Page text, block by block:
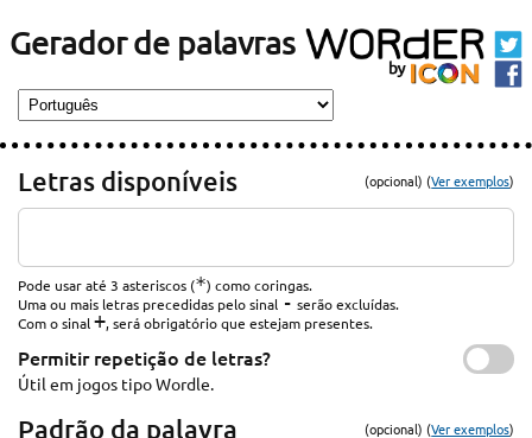
Gerador de palavras
Letras disponíveis (opcional) (Ver exemplos)
Pode usar até 3 asteriscos (*) como coringas.
Uma ou mais letras precedidas pelo sinal - serão excluídas.
Com o sinal+, será obrigatório que estejam presentes.
Permitir repetição de letras?
Útil em jogos tipo Wordle.
Padrão da palavra (opcional) (Ver exemplos)